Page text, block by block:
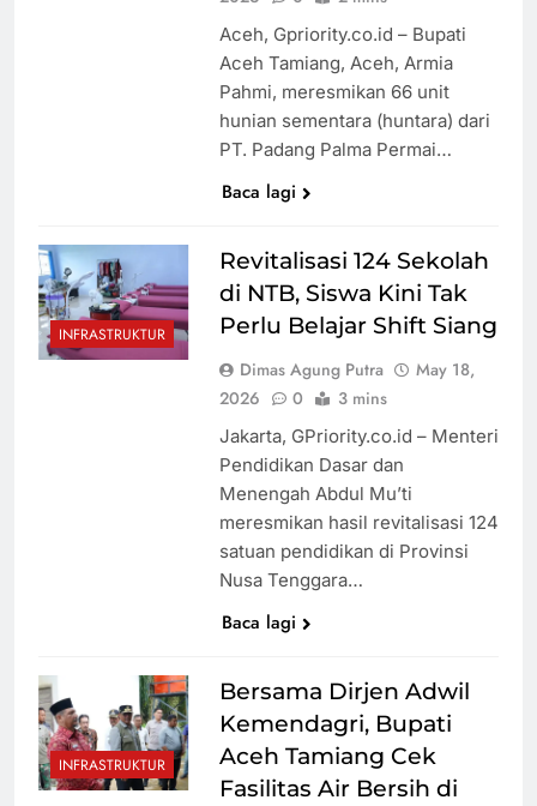
Aceh, Gpriority.co.id – Bupati
Aceh Tamiang, Aceh, Armia
Pahmi, meresmikan 66 unit
hunian sementara (huntara) dari
PT. Padang Palma Permai…
Baca lagi
INFRASTRUKTUR
Revitalisasi 124 Sekolah
di NTB, Siswa Kini Tak
Perlu Belajar Shift Siang
Dimas Agung Putra
May 18,
2026
0 3 mins
Jakarta, GPriority.co.id – Menteri
Pendidikan Dasar dan
Menengah Abdul Mu’ti
meresmikan hasil revitalisasi 124
satuan pendidikan di Provinsi
Nusa Tenggara…
Baca lagi
INFRASTRUKTUR
Bersama Dirjen Adwil
Kemendagri, Bupati
Aceh Tamiang Cek
Fasilitas Air Bersih di